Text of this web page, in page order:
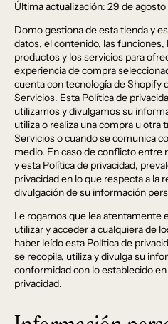
Última actualización: 29 de
Domo gestiona de esta tienda y
datos, el contenido, las
productos y los servicios para
experiencia de compra
cuenta con tecnología de Shopify
Servicios. Esta Política de
utilizamos y divulgamos su
utiliza o realiza una compra u otra
Servicios o cuando se comunica
medio. En caso de conflicto entre
y esta Política de privacidad,
privacidad en lo que respecta a la
divulgación de su información
Le rogamos que lea atentamente
utilizar y acceder a cualquiera de
haber leído esta Política de
se recopila, utiliza y divulga su
conformidad con lo establecido
privacidad.